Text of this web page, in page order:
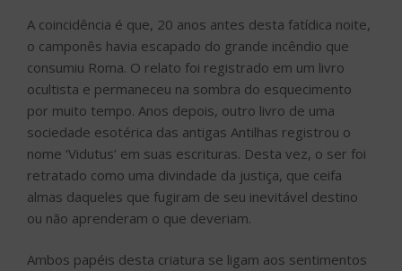
A coincidência é que, 20 anos antes desta fatídica noite,
o camponês havia escapado do grande incêndio que
consumiu Roma. O relato foi registrado em um livro
ocultista e permaneceu na sombra do esquecimento
por muito tempo. Anos depois, outro livro de uma
sociedade esotérica das antigas Antilhas registrou o
nome ‘Vidutus’ em suas escrituras. Desta vez, o ser foi
retratado como uma divindade da justiça, que ceifa
almas daqueles que fugiram de seu inevitável destino
ou não aprenderam o que deveriam.
Ambos papéis desta criatura se ligam aos sentimentos